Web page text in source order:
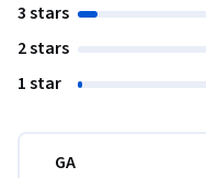
3 stars
2 stars
1 star
GA